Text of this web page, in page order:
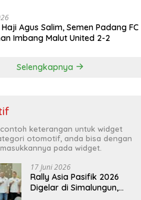
Agus Salim, Semen Padang FC
Imbang Malut United 2-2
Selengkapnya
keterangan untuk widget
otomotif, anda bisa dengan
pada widget.
17 Juni 2026
Rally Asia Pasifik 2026
Digelar di Simalungun,